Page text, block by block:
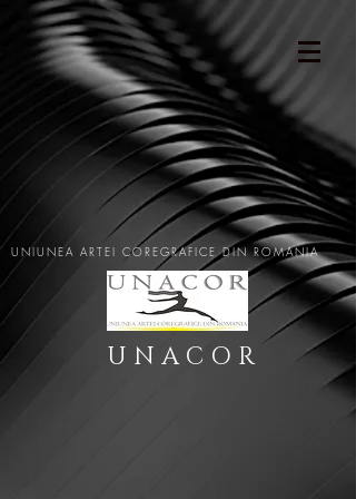
UNIUNEA ARTEI COREGRAFICE DIN ROMANIA
U N A C O R